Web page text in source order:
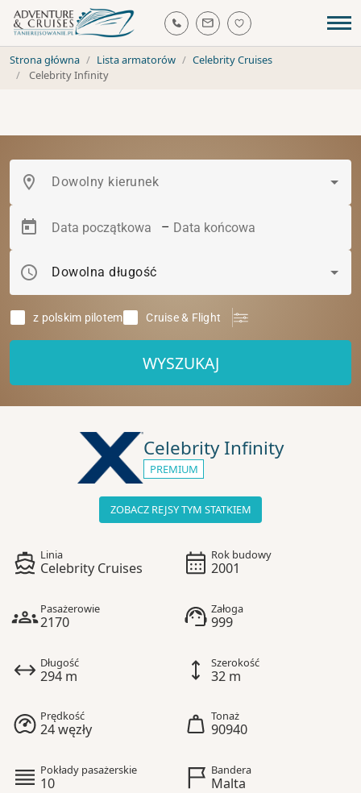
location_on Dowolny kierunek
–
schedule Dowolna długość
WYSZUKAJ
z polskim pilotem Cruise & Flight
Strona główna Lista armatorów
Celebrity Cruises
Celebrity Infinity
Celebrity Infinity
PREMIUM
ZOBACZ REJSY TYM STATKIEM
Linia
Celebrity Cruises
Rok budowy
2001
Pasażerowie
2170
Załoga
999
Długość
294 m
Szerokość
32 m
Prędkość
24 węzły
Tonaż
90940
Pokłady pasażerskie
10
Bandera
Malta